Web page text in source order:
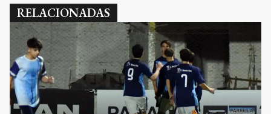
RELACIONADAS